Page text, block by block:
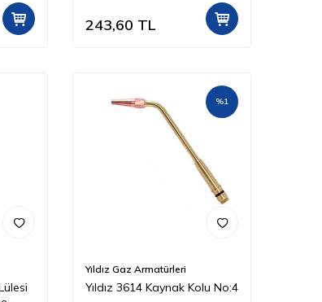
243,60 TL
%1
Yıldız Gaz Armatürleri
Yıldız 3614 Kaynak Kolu No:4